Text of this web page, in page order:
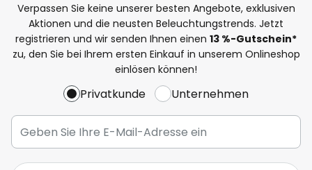
Verpassen Sie keine unserer besten Angebote, exklusiven
Aktionen und die neusten Beleuchtungstrends. Jetzt
registrieren und wir senden Ihnen einen 13 %-Gutschein*
zu, den Sie bei Ihrem ersten Einkauf in unserem Onlineshop
einlösen können!
Privatkunde Unternehmen